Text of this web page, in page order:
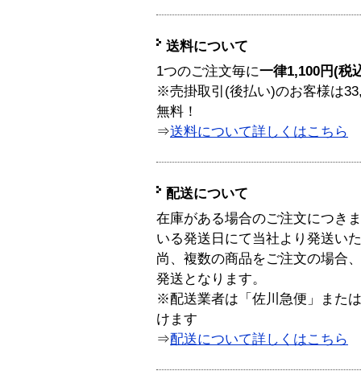
送料について
1つのご注文毎に一律1,100円(税
※売掛取引(後払い)のお客様は
無料！
⇒送料について詳しくはこちら
配送について
在庫がある場合のご注文につき
いる発送日にて当社より発送い
尚、複数の商品をご注文の場合
発送となります。
※配送業者は「佐川急便」また
けます
⇒配送について詳しくはこちら